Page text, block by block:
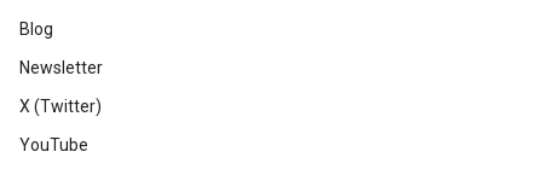
Blog
Newsletter
X (Twitter)
YouTube